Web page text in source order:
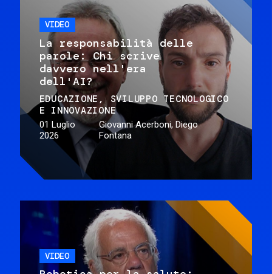
VIDEO
La responsabilità delle
parole: Chi scrive
davvero nell'era
dell'AI?
EDUCAZIONE
SVILUPPO TECNOLOGICO
E INNOVAZIONE
01 Luglio
2026
Giovanni Acerboni, Diego
Fontana
VIDEO